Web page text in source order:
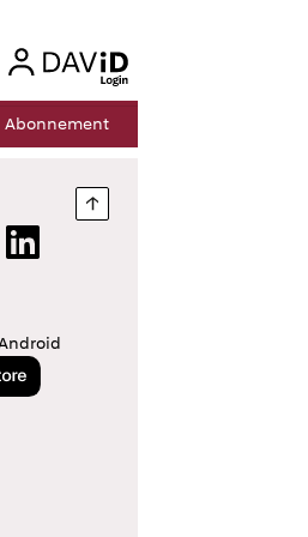
login
Abonnement
Nach oben springen
LinkedIn
Store